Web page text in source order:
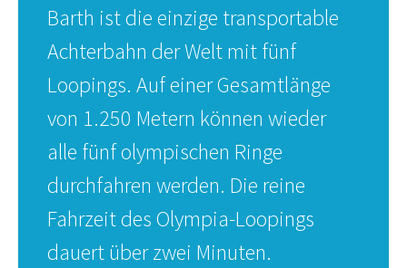
Barth ist die einzige transportable
Achterbahn der Welt mit fünf
Loopings. Auf einer Gesamtlänge
von 1.250 Metern können wieder
alle fünf olympischen Ringe
durchfahren werden. Die reine
Fahrzeit des Olympia-Loopings
dauert über zwei Minuten.